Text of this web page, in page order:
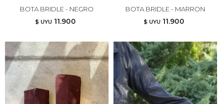
BOTA BRIDLE - NEGRO
$ UYU 11.900
BOTA BRIDLE - MARRON
$ UYU 11.900